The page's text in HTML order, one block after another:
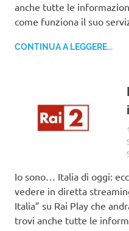
anche tutte le
come funziona il suo
CONTINUA A LEGGERE...
Io sono… Italia di oggi:
vedere in diretta
Italia” su Rai Play che
trovi anche tutte le